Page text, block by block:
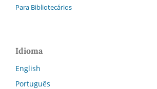
Para Bibliotecários
Idioma
English
Português